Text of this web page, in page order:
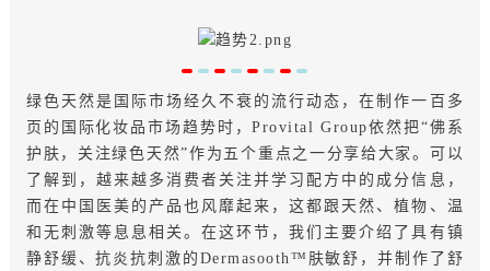
绿色天然是国际市场经久不衰的流行动态，在制作一百多
页的国际化妆品市场趋势时，Provital Group依然把“佛系
护肤，关注绿色天然”作为五个重点之一分享给大家。可以
了解到，越来越多消费者关注并学习配方中的成分信息，
而在中国医美的产品也风靡起来，这都跟天然、植物、温
和无刺激等息息相关。在这环节，我们主要介绍了具有镇
静舒缓、抗炎抗刺激的Dermasooth™肤敏舒，并制作了舒